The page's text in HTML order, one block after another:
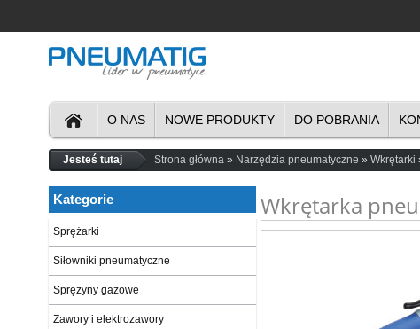
O NAS NOWE PRODUKTY DO POBRANIA
Jesteś tutaj Strona główna Narzędzia pneumatyczne Wkrętarki
Wkrętarka
Kategorie
Sprężarki
Siłowniki pneumatyczne
Sprężyny gazowe
Zawory i elektrozawory